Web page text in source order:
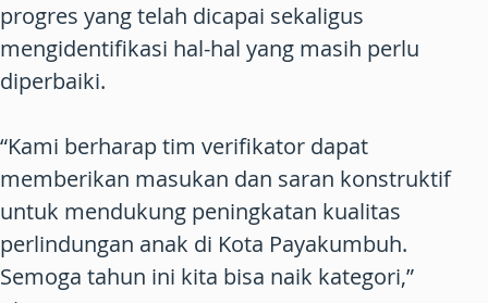
progres yang telah dicapai sekaligus
mengidentifikasi hal-hal yang masih perlu
diperbaiki.
“Kami berharap tim verifikator dapat
memberikan masukan dan saran konstruktif
untuk mendukung peningkatan kualitas
perlindungan anak di Kota Payakumbuh.
Semoga tahun ini kita bisa naik kategori,”